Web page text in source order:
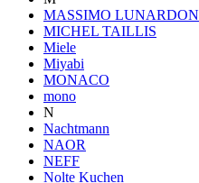
MASSIMO LUNARDON
MICHEL TAILLIS
Miele
Miyabi
MONACO
mono
N
Nachtmann
NAOR
NEFF
Nolte Kuchen